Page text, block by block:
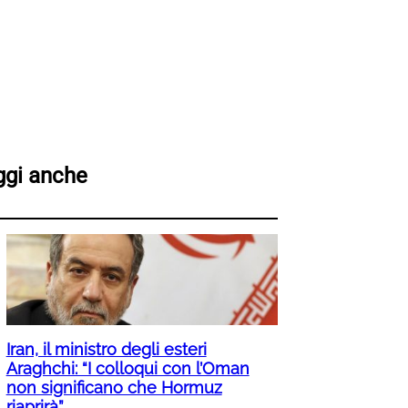
anche
Iran, il ministro degli esteri
Araghchi: “I colloqui con l’Oman
non significano che Hormuz